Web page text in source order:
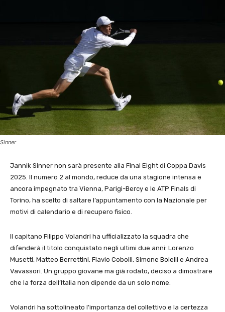
Sinner
Jannik Sinner non sarà presente alla Final Eight di Coppa Davis
2025. Il numero 2 al mondo, reduce da una stagione intensa e
ancora impegnato tra Vienna, Parigi-Bercy e le ATP Finals di
Torino, ha scelto di saltare l’appuntamento con la Nazionale per
motivi di calendario e di recupero fisico.
Il capitano Filippo Volandri ha ufficializzato la squadra che
difenderà il titolo conquistato negli ultimi due anni: Lorenzo
Musetti, Matteo Berrettini, Flavio Cobolli, Simone Bolelli e Andrea
Vavassori. Un gruppo giovane ma già rodato, deciso a dimostrare
che la forza dell’Italia non dipende da un solo nome.
Volandri ha sottolineato l’importanza del collettivo e la certezza